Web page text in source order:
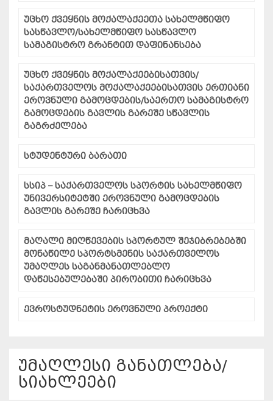
უცხო ქვეყნის მოქალაქეეთა სახელმწიფო
სასწავლო/სახელმწიფო სასწავლო
სამაგისტრო გრანტით დაფინანსება
უცხო ქვეყნის მოქალაქეებისათვის/
საქართველოს მოქალაქეებისათვის ერთიანი
ეროვნული გამოცდების/საერთო სამაგისტრო
გამოცდების გავლის გარეშე სწავლის
გაგრძელება
სტუდენტური ბარათი
სსიპ – საქართველოს სპორტის სახელმწიფო
უნივერსიტეტში ეროვნული გამოცდების
გავლის გარეშე ჩარიცხვა
მაღალი მიღწევების სპორტულ შეჯიბრებებში
მონაწილე სპორტსმენის საქართველოს
უმაღლეს საგანმანათლებლო
დაწესებულებაში პირობითი ჩარიცხვა
ევროსტუდნეტის ეროვნული პროექტი
უმაღლესი განათლება/
სიახლეები